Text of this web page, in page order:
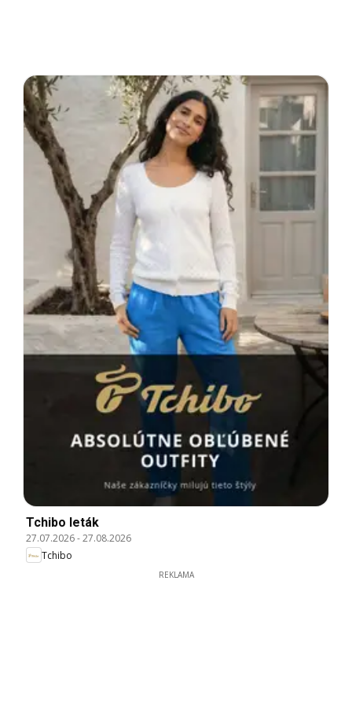
Tchibo leták
27.07.2026-27.08.2026
Tchibo
REKLAMA